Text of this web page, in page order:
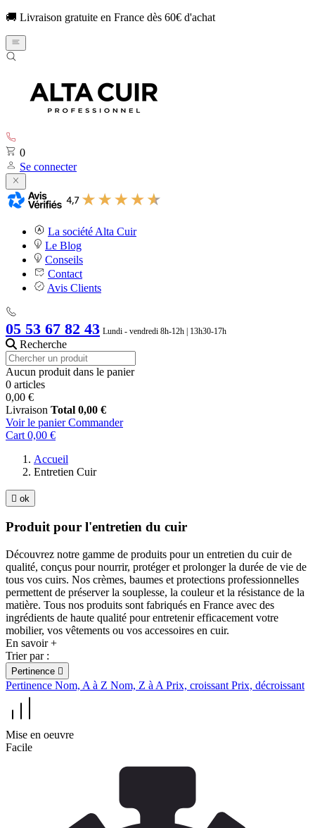
🚚 Livraison gratuite en France dès 60€ d'achat
0
Se connecter
La société Alta Cuir
Le Blog
Conseils
Contact
Avis Clients
05 53 67 82 43 Lundi - vendredi 8h-12h | 13h30-17h
Recherche
Aucun produit dans le panier
0 articles
0,00 €
Livraison Total 0,00 €
Voir le panier Commander
Cart 0,00 €
Accueil
Entretien Cuir
 ok
Produit pour l'entretien du cuir
Découvrez notre gamme de produits pour un entretien du cuir de
qualité, conçus pour nourrir, protéger et prolonger la durée de vie de
tous vos cuirs. Nos crèmes, baumes et protections professionnelles
permettent de préserver la souplesse, la couleur et la résistance de la
matière. Tous nos produits sont fabriqués en France avec des
ingrédients de haute qualité pour entretenir efficacement votre
mobilier, vos vêtements ou vos accessoires en cuir.
En savoir +
Trier par :
Pertinence 
Pertinence Nom, A à Z Nom, Z à A Prix, croissant Prix, décroissant
Mise en oeuvre
Facile